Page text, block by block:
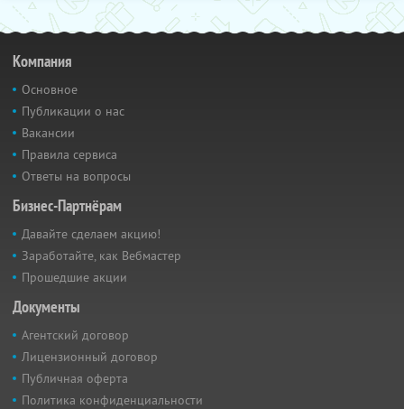
Компания
Основное
Публикации о нас
Вакансии
Правила сервиса
Ответы на вопросы
Бизнес-Партнёрам
Давайте сделаем акцию!
Заработайте, как Вебмастер
Прошедшие акции
Документы
Агентский договор
Лицензионный договор
Публичная оферта
Политика конфиденциальности